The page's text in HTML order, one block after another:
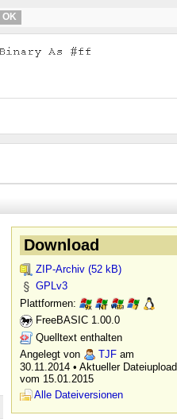
OK
Download
ZIP-Archiv (52 kB)
GPLv3
Plattformen:
FreeBASIC 1.00.0
Quelltext enthalten
Angelegt von
TJF am
30.11.2014 • Aktueller Dateiupload
vom 15.01.2015
Alle Dateiversionen